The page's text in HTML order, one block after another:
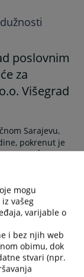
poslovnim
za
Višegrad
Sarajevu,
pokrenut je
DM“
Višegrad,
u roku od 3 (tri)
svoja
pravni
mogu
vašeg
varijable o
i bez njih web
obimu, dok
stvari (npr.